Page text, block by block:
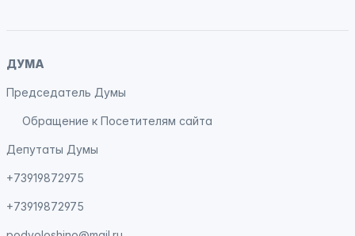
ДУМА
Председатель Думы
Обращение к Посетителям сайта
Депутаты Думы
+73919872975
+73919872975